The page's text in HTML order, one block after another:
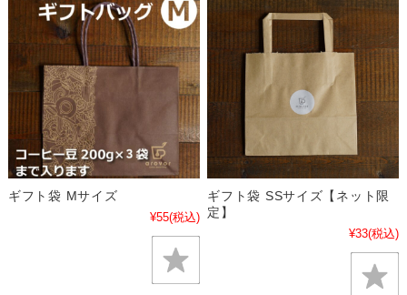
ギフト袋 Mサイズ
¥55(税込)
ギフト袋 SSサイズ【ネット限
定】
¥33(税込)